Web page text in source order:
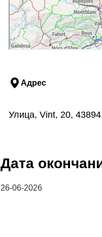
Адрес
Улица, Vint, 20,
Дата
26-06-2026